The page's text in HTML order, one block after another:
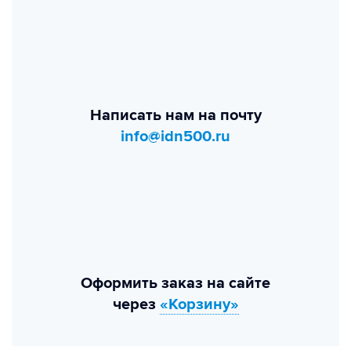
Написать нам на почту
info@idn500.ru
Оформить заказ на сайте
через «Корзину»